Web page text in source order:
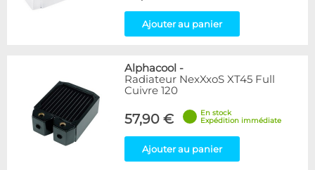
Ajouter au panier
Alphacool -
Radiateur NexXxoS XT45 Full
Cuivre 120
57,90 €
En stock
Expédition immédiate
Ajouter au panier